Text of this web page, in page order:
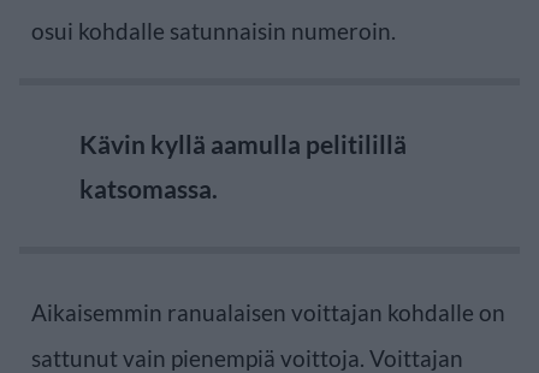
osui kohdalle satunnaisin numeroin.
Kävin kyllä aamulla pelitilillä
katsomassa.
Aikaisemmin ranualaisen voittajan kohdalle on
sattunut vain pienempiä voittoja. Voittajan